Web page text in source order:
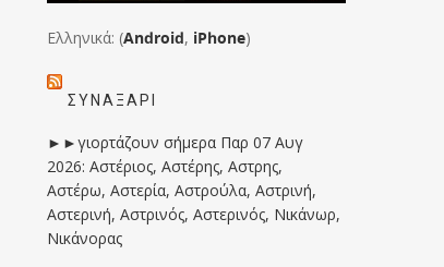
Ελληνικά: (Android, iPhone)
ΣΥΝΑΞΆΡΙ
►►γιορτάζουν σήμερα Παρ 07 Αυγ
2026: Αστέριος, Αστέρης, Αστρης,
Αστέρω, Αστερία, Αστρούλα, Αστρινή,
Αστερινή, Αστρινός, Αστερινός, Νικάνωρ,
Νικάνορας